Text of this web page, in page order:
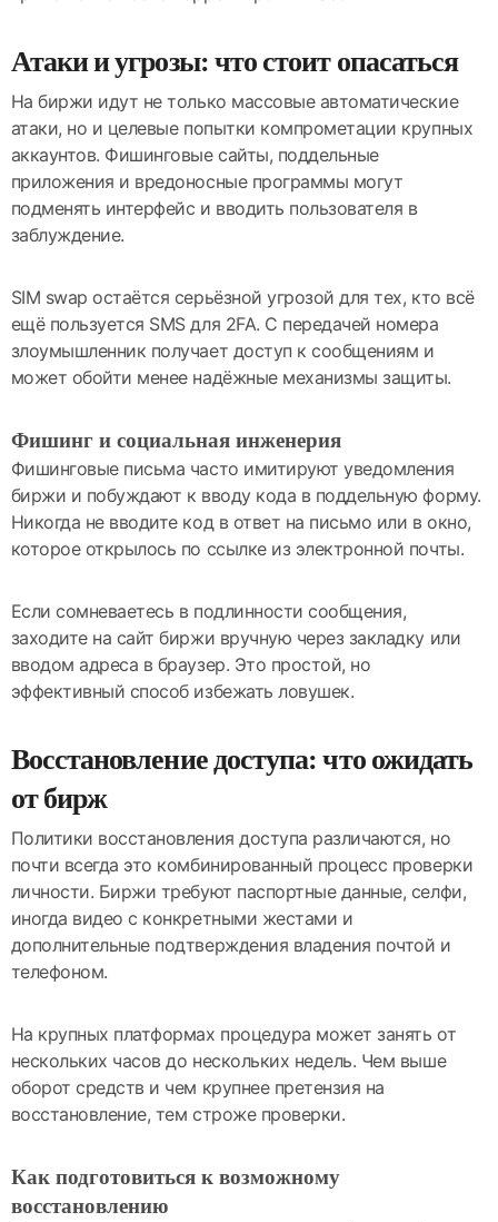
Атаки и угрозы: что стоит опасаться
На биржи идут не только массовые автоматические
атаки, но и целевые попытки компрометации крупных
аккаунтов. Фишинговые сайты, поддельные
приложения и вредоносные программы могут
подменять интерфейс и вводить пользователя в
заблуждение.
SIM swap остаётся серьёзной угрозой для тех, кто всё
ещё пользуется SMS для 2FA. С передачей номера
злоумышленник получает доступ к сообщениям и
может обойти менее надёжные механизмы защиты.
Фишинг и социальная инженерия
Фишинговые письма часто имитируют уведомления
биржи и побуждают к вводу кода в поддельную форму.
Никогда не вводите код в ответ на письмо или в окно,
которое открылось по ссылке из электронной почты.
Если сомневаетесь в подлинности сообщения,
заходите на сайт биржи вручную через закладку или
вводом адреса в браузер. Это простой, но
эффективный способ избежать ловушек.
Восстановление доступа: что ожидать
от бирж
Политики восстановления доступа различаются, но
почти всегда это комбинированный процесс проверки
личности. Биржи требуют паспортные данные, селфи,
иногда видео с конкретными жестами и
дополнительные подтверждения владения почтой и
телефоном.
На крупных платформах процедура может занять от
нескольких часов до нескольких недель. Чем выше
оборот средств и чем крупнее претензия на
восстановление, тем строже проверки.
Как подготовиться к возможному
восстановлению